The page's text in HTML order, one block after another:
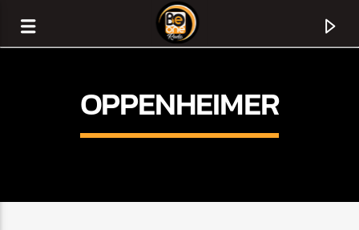
OPPENHEIMER